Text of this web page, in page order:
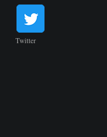
Twitter